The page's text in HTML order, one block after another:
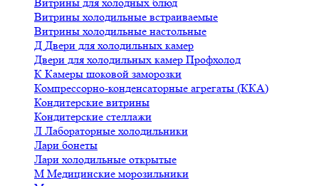
Витрины холодильные встраиваемые
Витрины холодильные настольные
Д Двери для холодильных камер
Двери для холодильных камер Профхолод
К Камеры шоковой заморозки
Компрессорно-конденсаторные агрегаты (ККА)
Кондитерские витрины
Кондитерские стеллажи
Л Лабораторные холодильники
Лари бонеты
Лари холодильные открытые
М Медицинские морозильники